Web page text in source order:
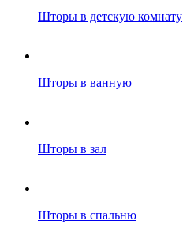
Шторы в детскую комнату
Шторы в ванную
Шторы в зал
Шторы в спальню